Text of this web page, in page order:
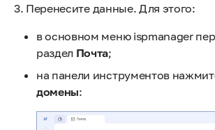
3. Перенесите данные. Для этого:
в основном меню ispmanager
раздел Почта;
на панели инструментов
домены: